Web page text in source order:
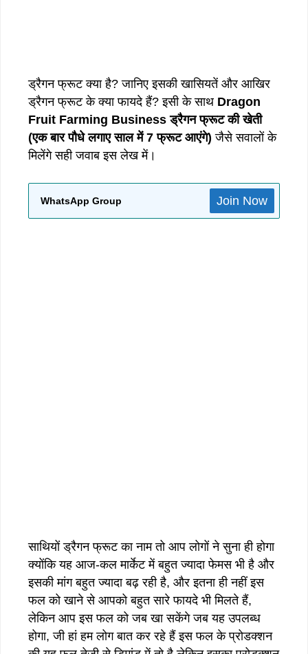
ड्रैगन फ्रूट क्या है? जानिए इसकी खासियतें और आखिर
ड्रैगन फ्रूट के क्या फायदे हैं? इसी के साथ Dragon
Fruit Farming Businessड्रैगन फ्रूट की खेती
(एक बार पौधे लगाए साल में7फ्रूट आएंगे) जैसे सवालों के
मिलेंगे सही जवाब इस लेख में।
WhatsApp Group Join Now
साथियों ड्रैगन फ्रूट का नाम तो आप लोगों ने सुना ही होगा
क्योंकि यह आज-कल मार्केट में बहुत ज्यादा फेमस भी है और
इसकी मांग बहुत ज्यादा बढ़ रही है, और इतना ही नहीं इस
फल को खाने से आपको बहुत सारे फायदे भी मिलते हैं,
लेकिन आप इस फल को जब खा सकेंगे जब यह उपलब्ध
होगा, जी हां हम लोग बात कर रहे हैं इस फल के प्रोडक्शन